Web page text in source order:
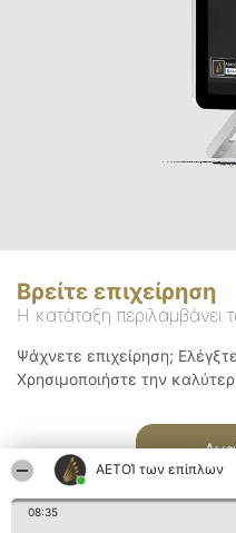
ΑΕΤΟΊ των επίπλων
08:35
Βρείτε επιχείρηση
Η κατάταξη περιλαμβάνει
Ψάχνετε επιχείρηση;
Χρησιμοποιήστε την